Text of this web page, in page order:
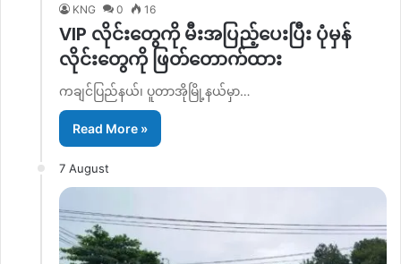
KNG 0 16
VIP လိုင်းတွေကို မီးအပြည့်ပေးပြီး ပုံမှန်
လိုင်းတွေကို ဖြတ်တောက်ထား
ကချင်ပြည်နယ်၊ ပူတာအိုမြို့နယ်မှာ…
Read More »
7 August